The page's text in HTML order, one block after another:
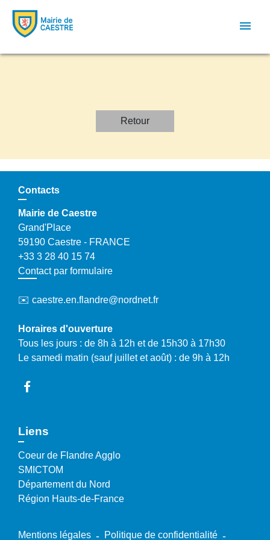
menu
Retour
Contacts
Mairie de Caestre
Grand'Place
59190 Caestre - FRANCE
+33 3 28 40 15 74
Contact par formulaire
✉️ caestre.en.flandre@nordnet.fr
Horaires d'ouverture
Tous les jours : de 8h à 12h et de 15h30 à 17h30
Le samedi matin (sauf juillet et août) : de 9h à 12h
Liens
Coeur de Flandre Agglo
SMICTOM
Département du Nord
Région Hauts-de-France
Mentions légales - Politique de confidentialité -